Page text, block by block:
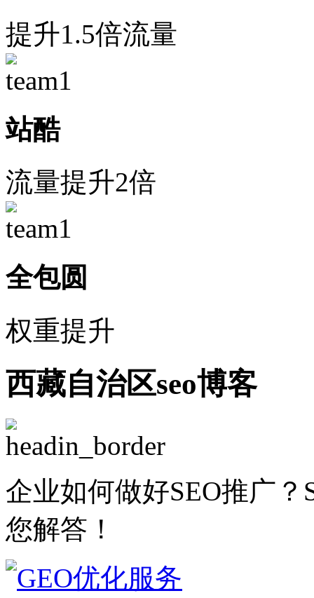
提升1.5倍流量
站酷
流量提升2倍
全包圆
权重提升
西藏自治区seo博客
企业如何做好SEO推广
您解答！